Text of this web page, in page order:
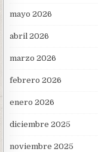
mayo 2026
abril 2026
marzo 2026
febrero 2026
enero 2026
diciembre 2025
noviembre 2025